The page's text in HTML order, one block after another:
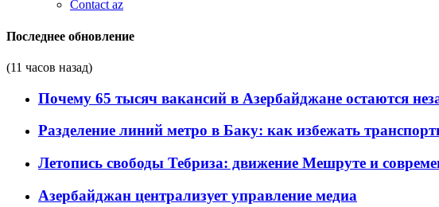
Contact az
Последнее обновление
(11 часов назад)
Почему 65 тысяч вакансий в Азербайджане остаются
Разделение линий метро в Баку: как избежать
Летопись свободы Тебриза: движение Мешруте и
Азербайджан централизует управление медиа